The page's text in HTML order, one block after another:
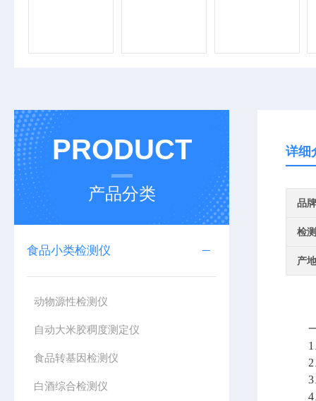
PRODUCT
产品分类
食品小类检测仪
动物源性检测仪
自动大米胶稠度测定仪
食品转基因检测仪
白酒综合检测仪
详细
品牌
检
产
一
1、
2
3、
4、